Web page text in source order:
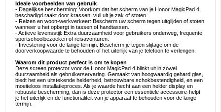
Ideale voorbeelden van gebruik
- Dagelijkse bescherming: Voorkom dat het scherm van je Honor MagicPad 4
beschadigd raakt door krassen, vuil uit je zak of stoten.
- Reizen en woon-werkverkeer: Bescherm uw scherm tegen uitglijden of stoten
wanneer u het opbergt in tassen of handtassen.
- Actieve levensstijl: Extra duurzaamheid voor gebruikers onderweg, frequente
sportschoolbezoeken of reisavonturen.
- Investering voor de lange termijn: Bescherm je tegen slijtage om de
doorverkoopwaarde te behouden of het uiterlijk van je telefoon te verlengen.
Waarom dit product perfect is om te kopen
Deze screen protector voor de Honor MagicPad 4 blinkt uit in zowel
duurzaamheid als gebruikerservaring. Gemaakt van hoogwaardig gehard glas,
biedt het een uitstekende helderheid, betrouwbare schokbestendigheid, en een
moeiteloos installatieproces. Als je waarde hecht aan een helder display en
robuuste bescherming, dan is deze protector een essentiële accessoire-helpt
je het uiterlijk en de functionaliteit van je apparaat te behouden voor de lange
termijn.